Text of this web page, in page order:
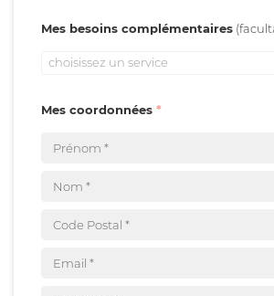
Mes besoins complémentaires
choisissez un service
Mes coordonnées